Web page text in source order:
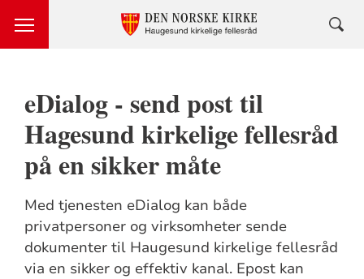
eDialog - send post til
Hagesund kirkelige fellesråd
på en sikker måte
Med tjenesten eDialog kan både
privatpersoner og virksomheter sende
dokumenter til Haugesund kirkelige fellesråd
via en sikker og effektiv kanal. Epost kan